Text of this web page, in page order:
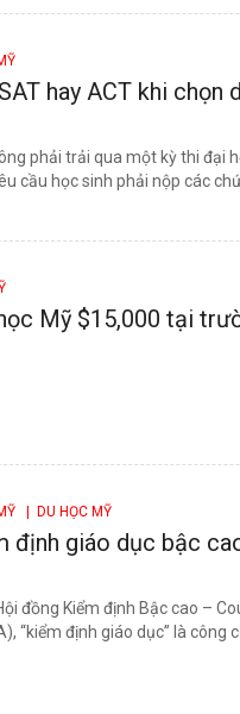
hay ACT khi chọn
phải trải qua một kỳ thi đại
cầu học sinh phải nộp các
Mỹ $15,000 tại
| DU HỌC MỸ
định giáo dục bậc
đồng Kiểm định Bậc cao –
“kiểm định giáo dục” là công